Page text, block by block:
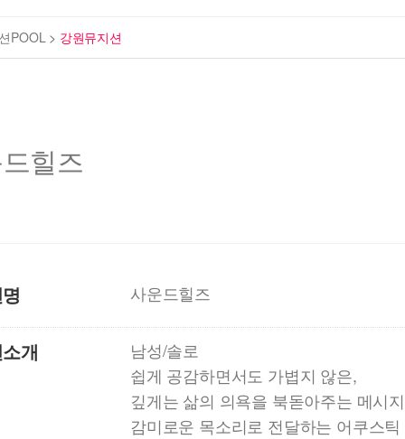
POOL > 강원뮤지션
힐즈
사운드힐즈
개
남성/솔로
쉽게 공감하면서도 가볍지 않은,
깊게는 삶의 의욕을 북돋아주는 메시
감미로운 목소리로 전달하는 어쿠스